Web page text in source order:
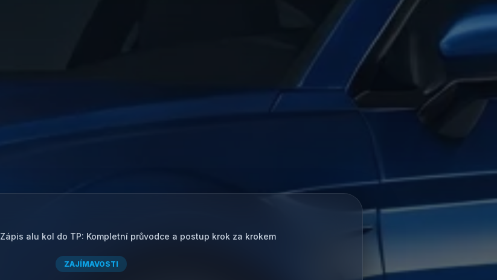
Zápis alu kol do TP: Kompletní průvodce a postup krok za krokem
ZAJÍMAVOSTI